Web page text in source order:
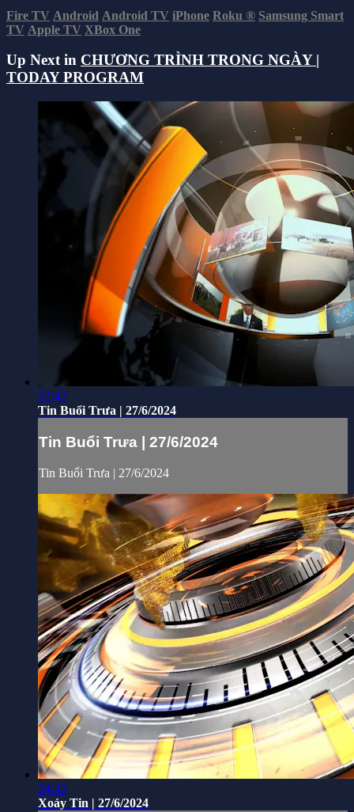
Fire TV Android Android TV iPhone Roku ® Samsung Smart
TV Apple TV XBox One
Up Next in CHƯƠNG TRÌNH TRONG NGÀY |
TODAY PROGRAM
22:42
Tin Buổi Trưa | 27/6/2024
Tin Buổi Trưa | 27/6/2024
Tin Buổi Trưa | 27/6/2024
24:42
Xoáy Tin | 27/6/2024